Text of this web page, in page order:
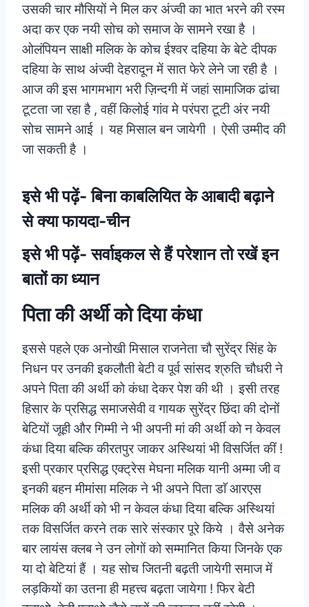
उसकी चार मौसियों ने मिल कर अंज्वी का भात भरने की रस्म
अदा कर एक नयी सोच को समाज के सामने रखा है ।
ओलंपियन साक्षी मलिक के कोच ईश्वर दहिया के बेटे दीपक
दहिया के साथ अंज्वी देहरादून में सात फेरे लेने जा रही है ।
आज की इस भागमभाग भरी ज़िन्दगी में जहां सामाजिक ढांचा
टूटता जा रहा है , वहीं किलोई गांव मे परंपरा टूटी अंर नयी
सोच सामने आई । यह मिसाल बन जायेगी । ऐसी उम्मीद की
जा सकती है ।
इसे भी पढ़ें-बिना काबलियित के आबादी बढ़ाने
से क्या फायदा-चीन
इसे भी पढ़ें-सर्वाइकल से हैं परेशान तो रखें इन
बातों का ध्यान
पिता की अर्थी काे दिया कंधा
इससे पहले एक अनोखी मिसाल राजनेता चौ सुरेंद्र सिंह के
निधन पर उनकी इकलौती बेटी व पूर्व सांसद श्रुति चौधरी ने
अपने पिता की अर्थी को कंधा देकर पेश की थी । इसी तरह
हिसार के प्रसिद्ध समाजसेवी व गायक सुरेंद्र छिंदा की दोनों
बेटियों जूही और गिम्मी ने भी अपनी मां की अर्थी को न केवल
कंधा दिया बल्कि कीरतपुर जाकर अस्थियां भी विसर्जित कीं !
इसी प्रकार प्रसिद्ध एक्ट्रेस मेघना मलिक यानी अम्मा जी व
इनकी बहन मीमांसा मलिक ने भी अपने पिता डाॅ आरएस
मलिक की अर्थी को भी न केवल कंधा दिया बल्कि अस्थियां
तक विसर्जित करने तक सारे संस्कार पूरे किये । वैसे अनेक
बार लायंस क्लब ने उन लोगों को सम्मानित किया जिनके एक
या दो बेटियां हैं ।यह सोच जितनी बढ़ती जायेगी समाज में
लड़कियों का उतना ही महत्त्व बढ़ता जायेगा ! फिर बेटी